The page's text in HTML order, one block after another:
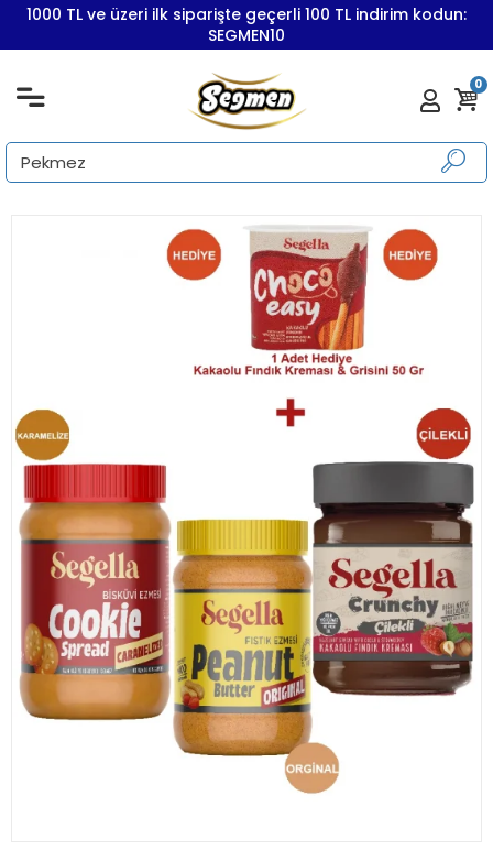
1000 TL ve üzeri ilk siparişte geçerli 100 TL indirim kodun:
SEGMEN10
0